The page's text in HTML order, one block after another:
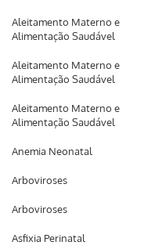
Aleitamento Materno e
Alimentação Saudável
Aleitamento Materno e
Alimentação Saudável
Aleitamento Materno e
Alimentação Saudável
Anemia Neonatal
Arboviroses
Arboviroses
Asfixia Perinatal